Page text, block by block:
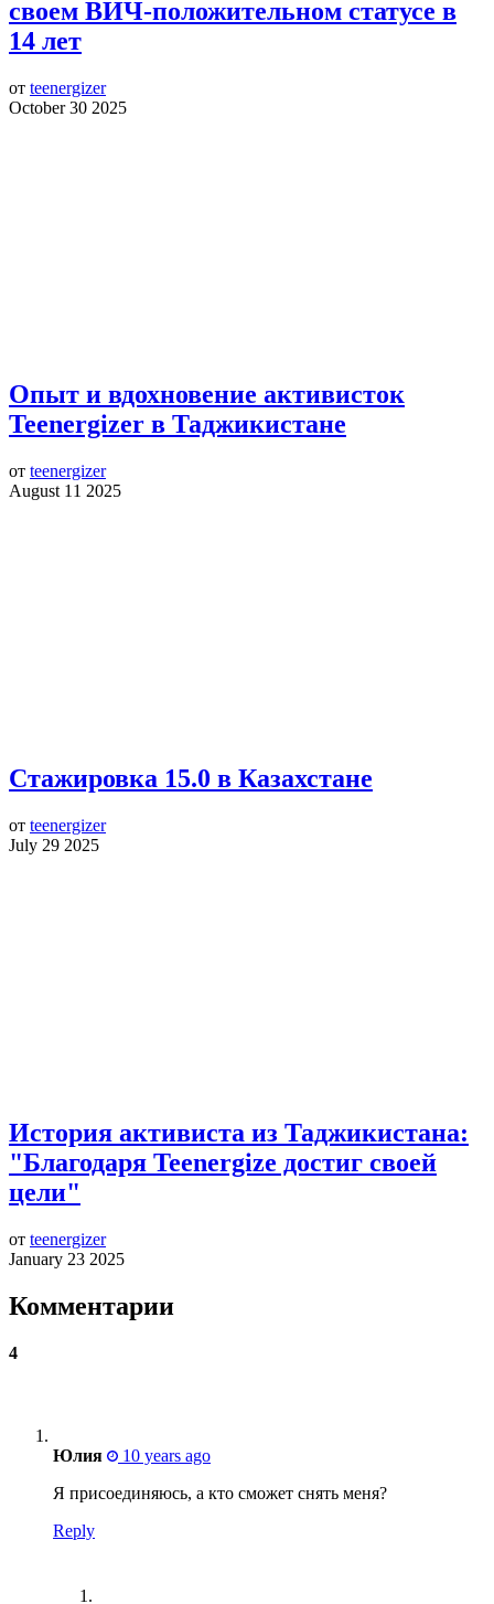
своем ВИЧ-положительном статусе в
14 лет
от teenergizer
October 30 2025
Опыт и вдохновение активисток
Teenergizer в Таджикистане
от teenergizer
August 11 2025
Стажировка 15.0 в Казахстане
от teenergizer
July 29 2025
История активиста из Таджикистана:
"Благодаря Teenergize достиг своей
цели"
от teenergizer
January 23 2025
Комментарии
4
Юлия
10 years ago
Я присоединяюсь, а кто сможет снять меня?
Reply